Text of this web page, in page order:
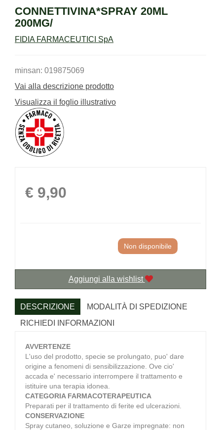
CONNETTIVINA*SPRAY 20ML
200MG/
FIDIA FARMACEUTICI SpA
minsan: 019875069
Vai alla descrizione prodotto
Visualizza il foglio illustrativo
Prezzo
€ 9,90
Non disponibile
Aggiungi alla wishlist
DESCRIZIONE
MODALITÀ DI SPEDIZIONE
RICHIEDI INFORMAZIONI
AVVERTENZE
L'uso del prodotto, specie se prolungato, puo' dare
origine a fenomeni di sensibilizzazione. Ove cio'
accada e' necessario interrompere il trattamento e
istituire una terapia idonea.
CATEGORIA FARMACOTERAPEUTICA
Preparati per il trattamento di ferite ed ulcerazioni.
CONSERVAZIONE
Spray cutaneo, soluzione e Garze impregnate: non